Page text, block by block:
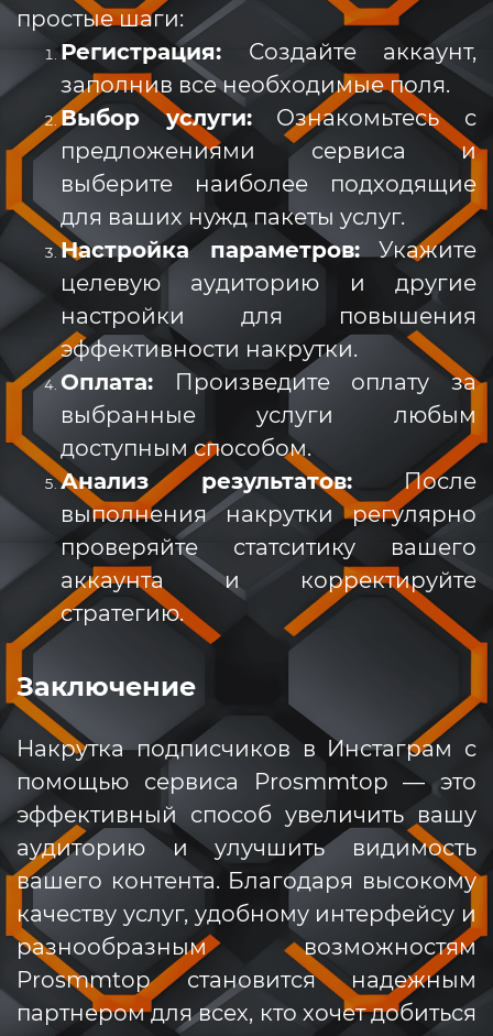
простые шаги:
Регистрация: Создайте аккаунт,
заполнив все необходимые поля.
Выбор услуги:Ознакомьтесь с
предложениями сервиса и
выберите наиболее подходящие
для ваших нужд пакеты услуг.
Настройка параметров:Укажите
целевую аудиторию и другие
настройки для повышения
эффективности накрутки.
Оплата: Произведите оплату за
выбранные услуги любым
доступным способом.
Анализ результатов: После
выполнения накрутки регулярно
проверяйте статситику вашего
аккаунта и корректируйте
стратегию.
Заключение
Накрутка подписчиков в Инстаграм с
помощью сервиса Prosmmtop — это
эффективный способ увеличить вашу
аудиторию и улучшить видимость
вашего контента. Благодаря высокому
качеству услуг, удобному интерфейсу и
разнообразным возможностям
Prosmmtop становится надежным
партнером для всех, кто хочет добиться